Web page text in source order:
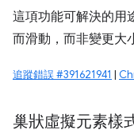
這項功能可解決的用
而滑動，而非變更大
追蹤錯誤 #391621941 |
巢狀虛擬元素樣